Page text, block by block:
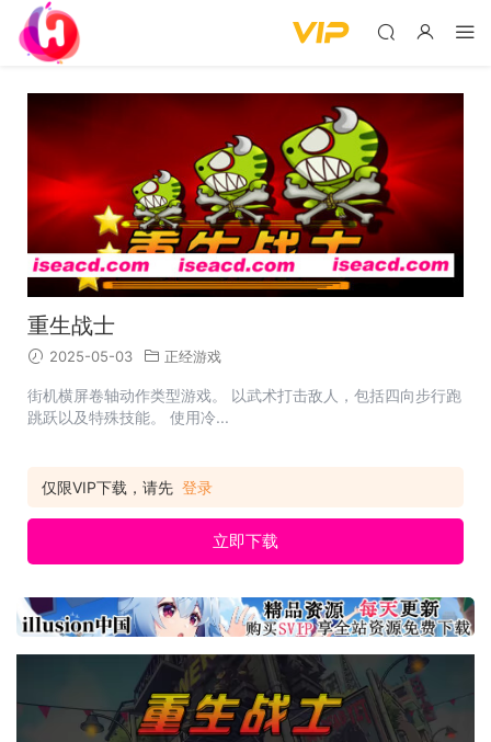
重生战士
2025-05-03 正经游戏
街机横屏卷轴动作类型游戏。 以武术打击敌人，包括四向步行跑
跳跃以及特殊技能。 使用冷...
仅限VIP下载，请先 登录
立即下载